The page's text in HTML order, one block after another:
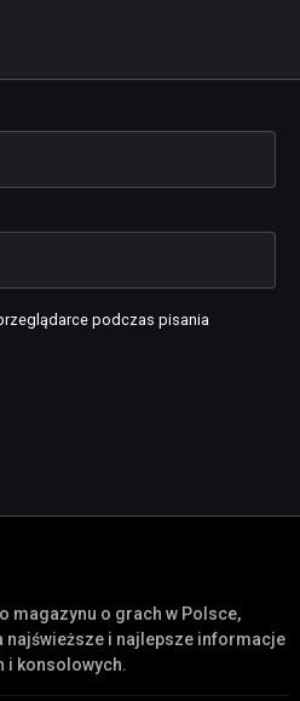
podczas pisania
magazynu o grach w Polsce,
najświeższe i najlepsze informacje
i konsolowych.